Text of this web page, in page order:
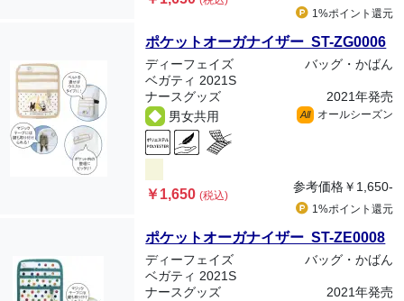
1%ポイント 還元
ポケットオーガナイザー ST-ZG0006
ディーフェイズ
バッグ・かばん
ベガティ 2021S
ナースグッズ
2021年発売
男女共用
All オールシーズン
￥1,650(税込)
参考価格￥1,650-
1%ポイント 還元
ポケットオーガナイザー ST-ZE0008
ディーフェイズ
バッグ・かばん
ベガティ 2021S
ナースグッズ
2021年発売